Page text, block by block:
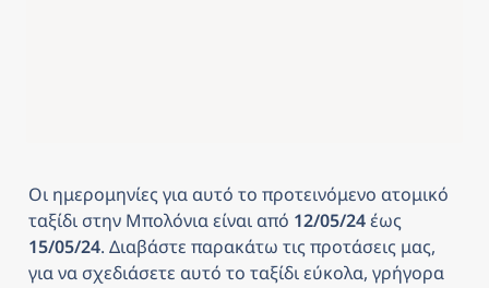
Οι ημερομηνίες για αυτό το προτεινόμενο ατομικό
ταξίδι στην Μπολόνιαείναι από 12/05/24 έως
15/05/24. Διαβάστε παρακάτω τις προτάσεις μας,
για να σχεδιάσετε αυτό το ταξίδι εύκολα, γρήγορα